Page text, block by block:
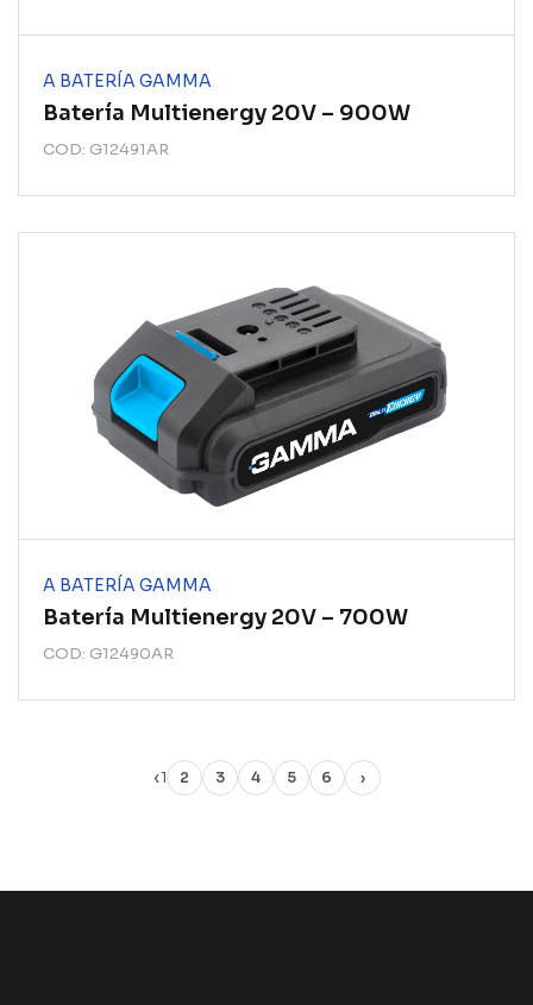
A BATERÍA GAMMA
Batería Multienergy 20V – 900W
COD: G12491AR
A BATERÍA GAMMA
Batería Multienergy 20V – 700W
COD: G12490AR
‹1 2 3 4 5 6 ›